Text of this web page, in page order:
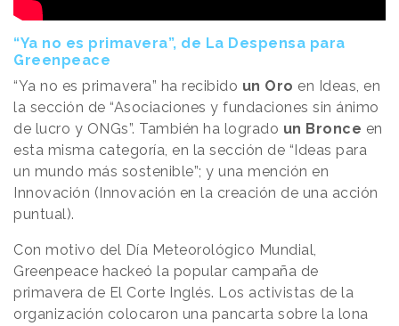
“Ya no es primavera”, de La Despensa para
Greenpeace
“Ya no es primavera” ha recibido un Oro en Ideas, en
la sección de “Asociaciones y fundaciones sin ánimo
de lucro y ONGs”. También ha logrado un Bronce en
esta misma categoría, en la sección de “Ideas para
un mundo más sostenible”; y una mención en
Innovación (Innovación en la creación de una acción
puntual).
Con motivo del Día Meteorológico Mundial,
Greenpeace hackeó la popular campaña de
primavera de El Corte Inglés. Los activistas de la
organización colocaron una pancarta sobre la lona